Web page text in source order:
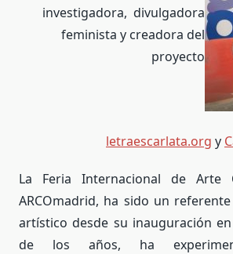
investigadora, divulgadora
feminista y creadora del
proyecto
letraescarlata.org y
La Feria Internacional de Arte
ARCOmadrid, ha sido un
artístico desde su inauguración
de los años, ha